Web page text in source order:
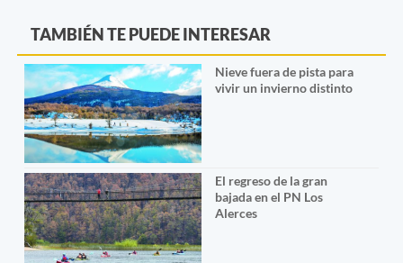
TAMBIÉN TE PUEDE INTERESAR
Nieve fuera de pista para
vivir un invierno distinto
El regreso de la gran
bajada en el PN Los
Alerces